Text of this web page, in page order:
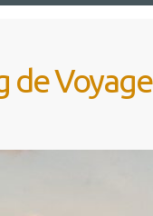
de Voyage